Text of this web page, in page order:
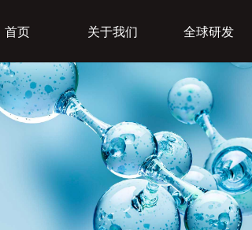
首页 关于我们 全球研发